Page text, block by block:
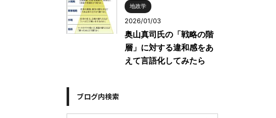
地政学
2026/01/03
奥山真司氏の「戦略の階
層」に対する違和感をあ
えて言語化してみたら
ブログ内検索